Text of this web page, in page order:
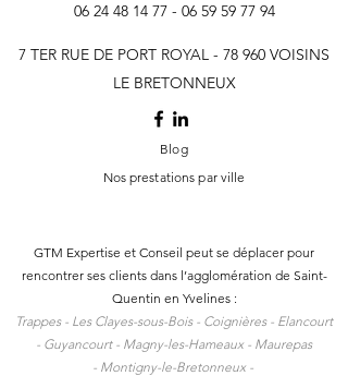
06 24 48 14 77 - 06 59 5977 94
7 TER RUE DE PORT ROYAL - 78 960 VOISINS
LE BRETONNEUX
Blog
Nos prestations par ville
GTM Expertise et Conseil peut se déplacer pour
rencontrer ses clients dans l’agglomération de Saint-
Quentin en Yvelines :
Trappes - Les Clayes-sous-Bois - Coignières - Elancourt
- Guyancourt - Magny-les-Hameaux - Maurepas
- Montigny-le-Bretonneux -